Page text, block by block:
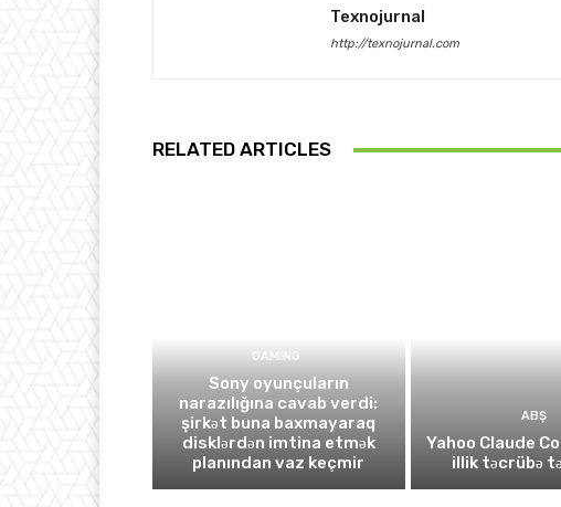
Texnojurnal
http://texnojurnal.com
RELATED ARTICLES
GAMING
Sony oyunçuların
narazılığına cavab verdi:
şirkət buna baxmayaraq
disklərdən imtina etmək
planından vaz keçmir
ABŞ
Yahoo Claude
illik təcrübə